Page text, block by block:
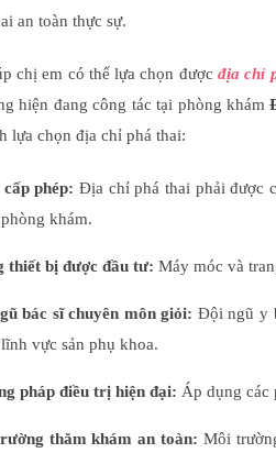
an toàn thực sự.
chị em có thể lựa chọn được địa chỉ
hiện đang công tác tại phòng khám
lựa chọn địa chỉ phá thai:
phép: Địa chỉ phá thai phải được
khám.
thiết bị được đầu tư: Máy móc và
bác sĩ chuyên môn giỏi: Đội ngũ y
vực sản phụ khoa.
pháp điều trị hiện đại: Áp dụng các
thăm khám an toàn: Môi